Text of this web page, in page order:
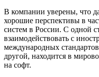
В компании уверены, что
хорошие перспективы в
систем в России. С одной
взаимодействовать с
международных
другой, находится в
на софт.